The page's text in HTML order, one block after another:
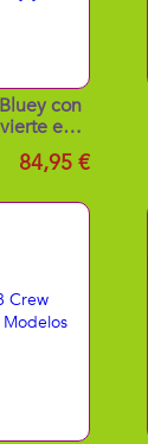
con
en
Playa!
Bingo,
84,95 €